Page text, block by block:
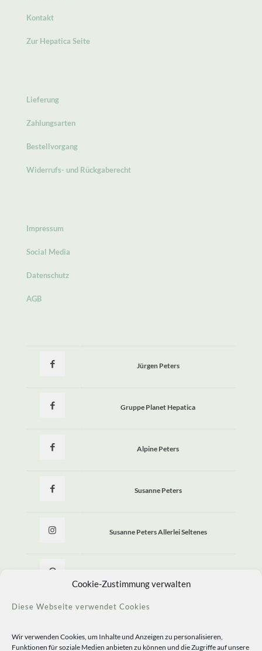
Cookie-Zustimmung verwalten
Diese Webseite verwendet Cookies
Wir verwenden Cookies, um Inhalte und Anzeigen zu personalisieren,
Funktionen für soziale Medien anbieten zu können und die Zugriffe auf unsere
Kontakt
Zur Hepatica Seite
Lieferung
Zahlungsarten
Bestellvorgang
Widerrufs- und Rückgaberecht
Impressum
Social Media
Datenschutz
AGB
Jürgen Peters
Gruppe Planet Hepatica
Alpine Peters
Susanne Peters
Susanne Peters Allerlei Seltenes